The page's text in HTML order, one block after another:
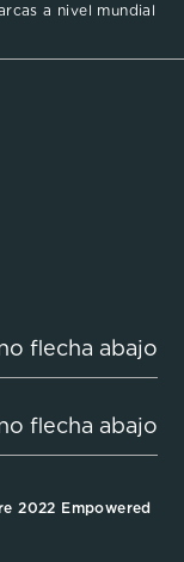
a nivel mundial